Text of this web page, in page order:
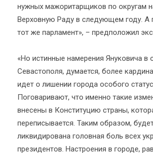
нужных мажоритарщиков по округам
Верховную Раду в следующем году. А
тот же парламент», – предположил
«Но истинные намерения Януковича в
Севастополя, думается, более
идет о лишении города особого
Поговаривают, что именно такие
внесены в Конституцию страны,
переписывается. Таким образом,
ликвидирована головная боль всех
президентов. Настроения в городе,